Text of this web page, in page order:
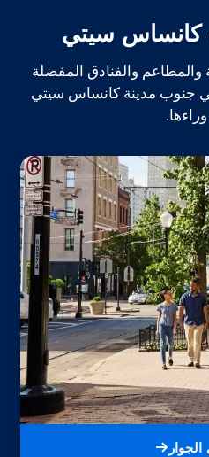
كانساس سيتي
والمطاعم والفنادق المفضلة
جنوب مدينة كانساس سيتي